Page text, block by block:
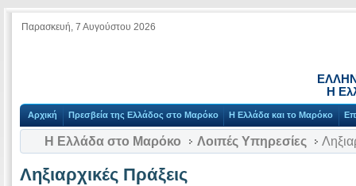
Παρασκευή, 7 Αυγούστου 2026
Η
Αρχική Πρεσβεία της Ελλάδος στο Μαρόκο Η Ελλάδα και το Μαρόκο
Η Ελλάδα στο Μαρόκο Λοιπές Υπηρεσίες
Ληξιαρχικές Πράξεις